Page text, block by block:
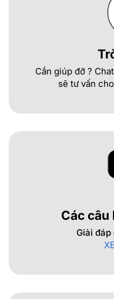
Cần giúp đỡ ?
sẽ tư vấn
Các
Giải